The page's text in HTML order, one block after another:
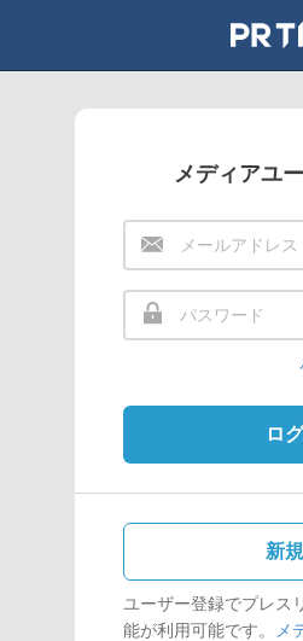
メディアユ
ロ
新
ユーザー登録でプレス
能が利用可能です。
メ